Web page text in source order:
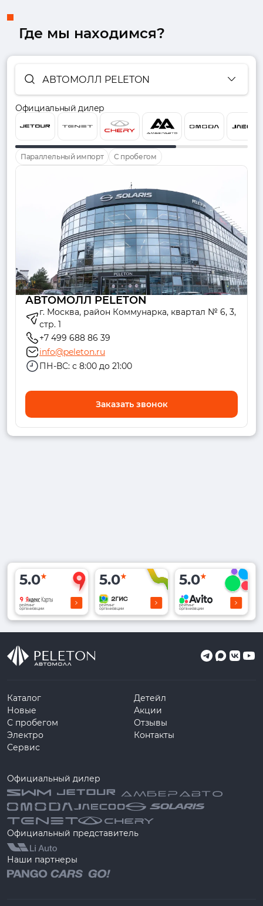
Где мы находимся?
АВТОМОЛЛ PELETON
Официальный дилер
Параллельный импорт С пробегом
АВТОМОЛЛ PELETON
г. Москва, район Коммунарка, квартал № 6, 3,
стр. 1
+7 499 688 86 39
info@peleton.ru
ПН-ВС: с 8:00 до 21:00
Заказать звонок
5.0
рейтинг
организации
5.0
рейтинг
организации
5.0
рейтинг
организации
Каталог
Новые
С пробегом
Электро
Сервис
Детейл
Акции
Отзывы
Контакты
Официальный дилер
Официальный представитель
Наши партнеры